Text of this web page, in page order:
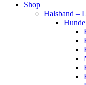
Shop
Halsband –